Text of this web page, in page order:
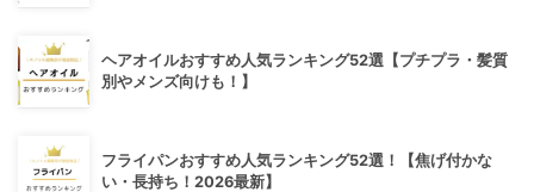
ヘアオイルおすすめ人気ランキング52選【プチプラ・髪質
別やメンズ向けも！】
フライパンおすすめ人気ランキング52選！【焦げ付かな
い・長持ち！2026最新】